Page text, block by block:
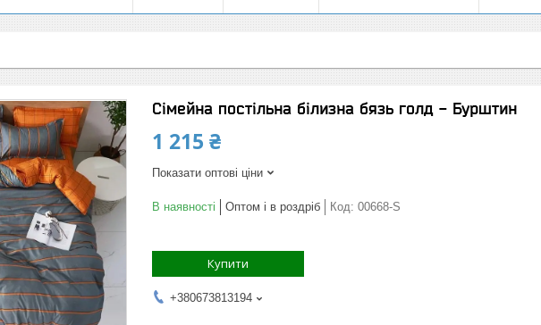
Сімейна постільна білизна бязь голд - Бурштин
1 215 ₴
Показати оптові ціни
В наявності Оптом і в роздріб Код: 00668-S
Купити
+380673813194